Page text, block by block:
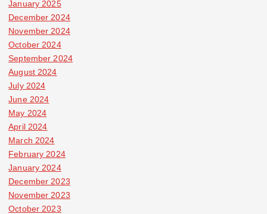
January 2025
December 2024
November 2024
October 2024
September 2024
August 2024
July 2024
June 2024
May 2024
April 2024
March 2024
February 2024
January 2024
December 2023
November 2023
October 2023